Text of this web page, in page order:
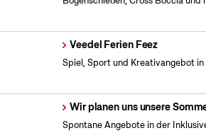
Veedel Ferien Feez
Spiel, Sport und Kreativangebot in
Wir planen uns unsere
Spontane Angebote in der